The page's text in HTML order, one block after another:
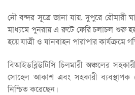
নৌ বন্দর সূত্রে জানা যায়, দুপুরে রৌমারী
মাধ্যমে পুনরায় এ রুটে ফেরি চলাচল শুরু
হয়ে যাত্রী ও যানবাহন পারাপার কার্যক্রমে
বিআইডব্লিউটিসি চিলমারী অঞ্চলের
সোহেল আকাশ এবং সহকারী ব্যবস্থাপক
নিশ্চিত করেছেন।